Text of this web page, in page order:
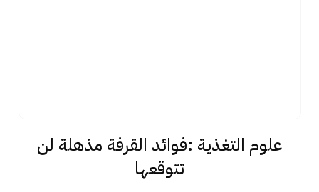
علوم التغذية :فوائد القرفة مذهلة لن
تتوقعها